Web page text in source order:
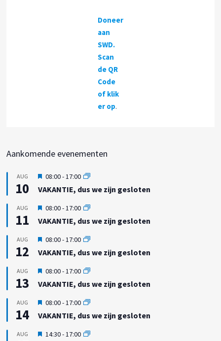
Doneer
aan
SWD.
Scan
de QR
Code
of klik
er op.
Aankomende evenementen
AUG
10
U
i
t
g
e
l
c
h
08:00-17:00
VAKANTIE, dus we zijn gesloten
AUG
11
U
i
t
g
e
l
c
h
08:00-17:00
VAKANTIE, dus we zijn gesloten
AUG
12
U
i
t
g
e
l
c
h
08:00-17:00
VAKANTIE, dus we zijn gesloten
AUG
13
U
i
t
g
e
l
c
08:00-17:00
VAKANTIE, dus we zijn gesloten
AUG
14
U
i
t
g
08:00-17:00
VAKANTIE, dus we zijn gesloten
AUG
U
14:30-17:00